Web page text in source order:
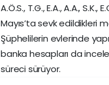
A.Ö.S., T.G., E.A., A.A.,
Mayıs’ta sevk edildikleri
Şüphelilerin evlerinde
banka hesapları da
süreci sürüyor.